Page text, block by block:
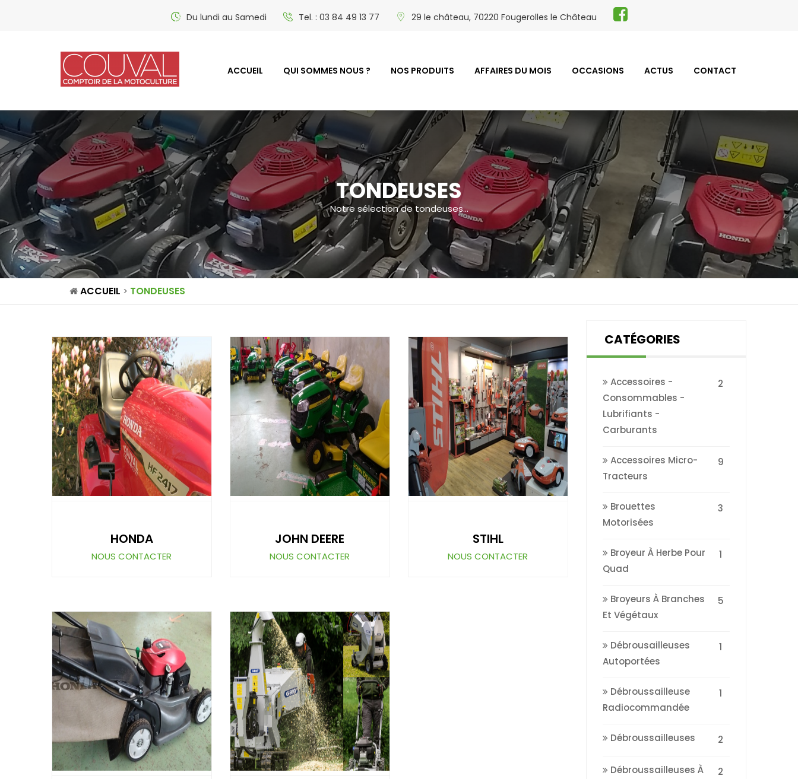
Du lundi au Samedi Tel. : 03 84 49 13 77 29 le château, 70220 Fougerolles le Château
ACCUEIL QUI SOMMES NOUS ? NOS PRODUITS AFFAIRES DU MOIS OCCASIONS ACTUS CONTACT
TONDEUSES
Notre sélection de tondeuses...
ACCUEIL > TONDEUSES
HONDA
NOUS CONTACTER
JOHN DEERE
NOUS CONTACTER
STIHL
NOUS CONTACTER
CATÉGORIES
Accessoires -
Consommables -
Lubrifiants -
Carburants
2
Accessoires Micro-
Tracteurs
9
Brouettes
Motorisées
3
Broyeur À Herbe Pour
Quad
1
Broyeurs À Branches
Et Végétaux
5
Débrousailleuses
Autoportées
1
Débroussailleuse
Radiocommandée
1
Débroussailleuses 2
Débroussailleuses À
2